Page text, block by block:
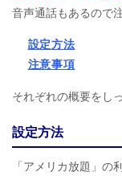
音声通話もあるので
設定方法
注意事項
それぞれの概要をし
設定方法
「アメリカ放題」の